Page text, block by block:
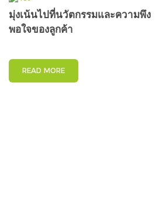
มุ่งเน้นไปที่นวัตกรรมและความพึง
พอใจของลูกค้า
READ MORE